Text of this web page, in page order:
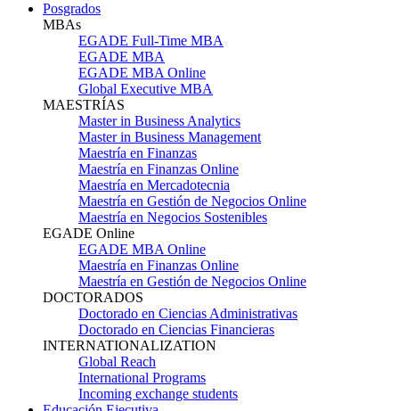
Posgrados
MBAs
EGADE Full-Time MBA
EGADE MBA
EGADE MBA Online
Global Executive MBA
MAESTRÍAS
Master in Business Analytics
Master in Business Management
Maestría en Finanzas
Maestría en Finanzas Online
Maestría en Mercadotecnia
Maestría en Gestión de Negocios Online
Maestría en Negocios Sostenibles
EGADE Online
EGADE MBA Online
Maestría en Finanzas Online
Maestría en Gestión de Negocios Online
DOCTORADOS
Doctorado en Ciencias Administrativas
Doctorado en Ciencias Financieras
INTERNATIONALIZATION
Global Reach
International Programs
Incoming exchange students